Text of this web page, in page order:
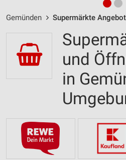
Gemünden Supermärkte
und
in